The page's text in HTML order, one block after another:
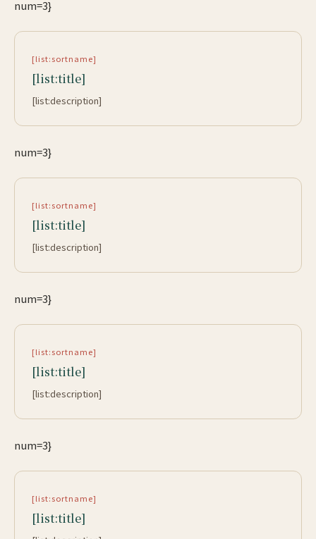
num=3}
[list:sortname]
[list:title]
[list:description]
num=3}
[list:sortname]
[list:title]
[list:description]
num=3}
[list:sortname]
[list:title]
[list:description]
num=3}
[list:sortname]
[list:title]